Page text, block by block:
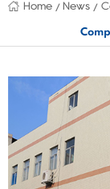
Home News